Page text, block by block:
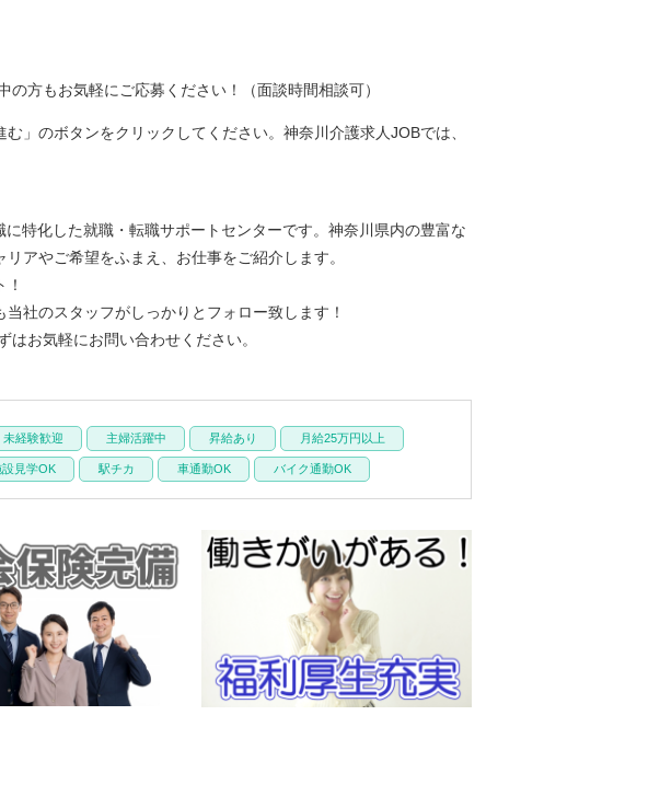
方もお気軽にご応募ください！（面談時間相談可）
」のボタンをクリックしてください。神奈川介護求人JOBでは、
特化した就職・転職サポートセンターです。神奈川県内の豊富な
アやご希望をふまえ、お仕事をご紹介します。
社のスタッフがしっかりとフォロー致します！
お気軽にお問い合わせください。
未経験歓迎 主婦活躍中 昇給あり 月給25万円以上
設見学OK 駅チカ 車通勤OK バイク通勤OK